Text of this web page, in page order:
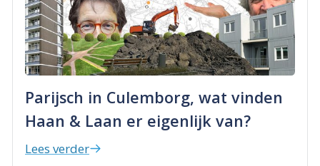
Parijsch in Culemborg, wat vinden
Haan & Laan er eigenlijk van?
Lees verder